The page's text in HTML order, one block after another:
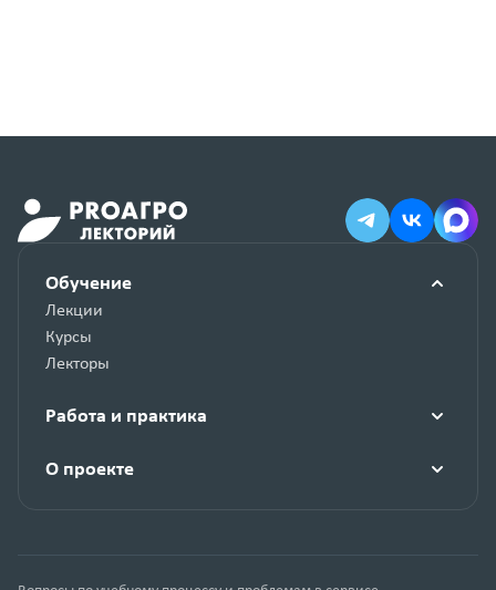
Обучение
Лекции
Курсы
Лекторы
Работа и практика
О проекте